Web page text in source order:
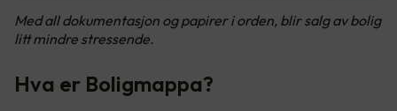
Med all dokumentasjon og papirer i orden, blir salg av bolig
litt mindre stressende.
Hva er Boligmappa?